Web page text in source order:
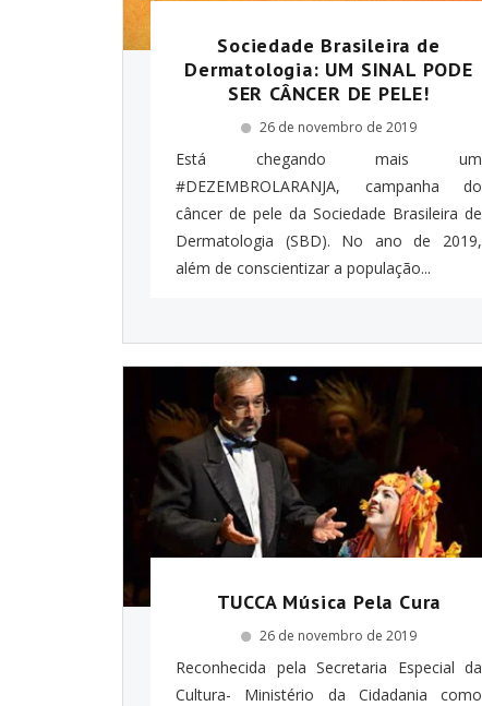
Sociedade Brasileira de
Dermatologia: UM SINAL PODE
SER CÂNCER DE PELE!
26 de novembro de 2019
Está chegando mais um
#DEZEMBROLARANJA, campanha do
câncer de pele da Sociedade Brasileira de
Dermatologia (SBD). No ano de 2019,
além de conscientizar a população...
TUCCA Música Pela Cura
26 de novembro de 2019
Reconhecida pela Secretaria Especial da
Cultura- Ministério da Cidadania como